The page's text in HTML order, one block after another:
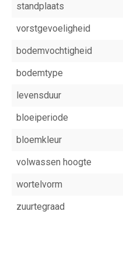
standplaats
vorstgevoeligheid
bodemvochtigheid
bodemtype
levensduur
bloeiperiode
bloemkleur
volwassen hoogte
wortelvorm
zuurtegraad